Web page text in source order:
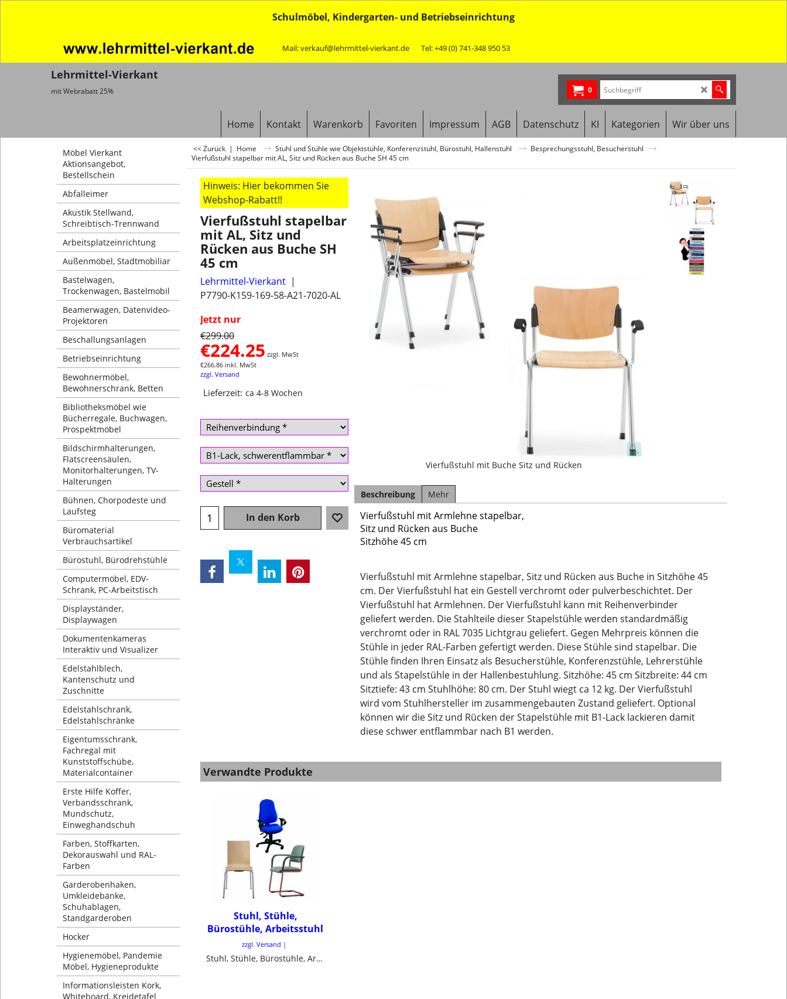
Schulmöbel, Kindergarten- und Betriebseinrichtung
Mail: verkauf@lehrmittel-vierkant.de Tel: +49 (0) 741-348 950 53
Lehrmittel-Vierkant
mit Webrabatt 25% 0
Home Kontakt Warenkorb Favoriten Impressum AGB Datenschutz KI Kategorien Wir über uns
Möbel Vierkant
Aktionsangebot,
Bestellschein
Abfalleimer
Akustik Stellwand,
Schreibtisch-Trennwand
Arbeitsplatzeinrichtung
Außenmöbel, Stadtmobiliar
Bastelwagen,
Trockenwagen, Bastelmobil
Beamerwagen, Datenvideo-
Projektoren
Beschallungsanlagen
Betriebseinrichtung
Bewohnermöbel,
Bewohnerschrank, Betten
Bibliotheksmöbel wie
Bücherregale, Buchwagen,
Prospektmöbel
Bildschirmhalterungen,
Flatscreensäulen,
Monitorhalterungen, TV-
Halterungen
Bühnen, Chorpodeste und
Laufsteg
Büromaterial
Verbrauchsartikel
Bürostuhl, Bürodrehstühle
Computermöbel, EDV-
Schrank, PC-Arbeitstisch
Displayständer,
Displaywagen
Dokumentenkameras
Interaktiv und Visualizer
Edelstahlblech,
Kantenschutz und
Zuschnitte
Edelstahlschrank,
Edelstahlschränke
Eigentumsschrank,
Fachregal mit
Kunststoffschübe,
Materialcontainer
Erste Hilfe Koffer,
Verbandsschrank,
Mundschutz,
Einweghandschuh
Farben, Stoffkarten,
Dekorauswahl und RAL-
Farben
Garderobenhaken,
Umkleidebänke,
Schuhablagen,
Standgarderoben
Hocker
Hygienemöbel, Pandemie
Möbel, Hygieneprodukte
Informationsleisten Kork,
Whiteboard, Kreidetafel
<< Zurück | Home Stuhl und Stühle wie Objektstühle, Konferenzstuhl, Bürostuhl, Hallenstuhl
Besprechungsstuhl, Besucherstuhl
Vierfußstuhl stapelbar mit AL, Sitz und Rücken aus Buche SH 45 cm
Vierfußstuhl mit Buche Sitz und Rücken
Hinweis: Hier bekommen Sie
Webshop-Rabatt!!
Vierfußstuhl stapelbar
mit AL, Sitz und
Rücken aus Buche SH
45 cm
Lehrmittel-Vierkant
P7790-K159-169-58-A21-7020-AL
Jetzt nur
€299.00
€224.25 zzgl. MwSt
€266.86 inkl. MwSt
zzgl. Versand
Lieferzeit: ca 4-8 Wochen
In den Korb
Beschreibung Mehr
Vierfußstuhl mit Armlehne stapelbar,
Sitz und Rücken aus Buche
Sitzhöhe 45 cm
Vierfußstuhl mit Armlehne stapelbar, Sitz und Rücken aus Buche in Sitzhöhe 45
cm. Der Vierfußstuhl hat ein Gestell verchromt oder pulverbeschichtet. Der
Vierfußstuhl hat Armlehnen. Der Vierfußstuhl kann mit Reihenverbinder
geliefert werden. Die Stahlteile dieser Stapelstühle werden standardmäßig
verchromt oder in RAL 7035 Lichtgrau geliefert. Gegen Mehrpreis können die
Stühle in jeder RAL-Farben gefertigt werden. Diese Stühle sind stapelbar. Die
Stühle finden Ihren Einsatz als Besucherstühle, Konferenzstühle, Lehrerstühle
und als Stapelstühle in der Hallenbestuhlung. Sitzhöhe: 45 cm Sitzbreite: 44 cm
Sitztiefe: 43 cm Stuhlhöhe: 80 cm. Der Stuhl wiegt ca 12 kg. Der Vierfußstuhl
wird vom Stuhlhersteller im zusammengebauten Zustand geliefert. Optional
können wir die Sitz und Rücken der Stapelstühle mit B1-Lack lackieren damit
diese schwer entflammbar nach B1 werden.
Verwandte Produkte
Stuhl, Stühle,
Bürostühle, Arbeitsstuhl
zzgl. Versand
Stuhl, Stühle, Bürostühle, Arbeitsstuhl